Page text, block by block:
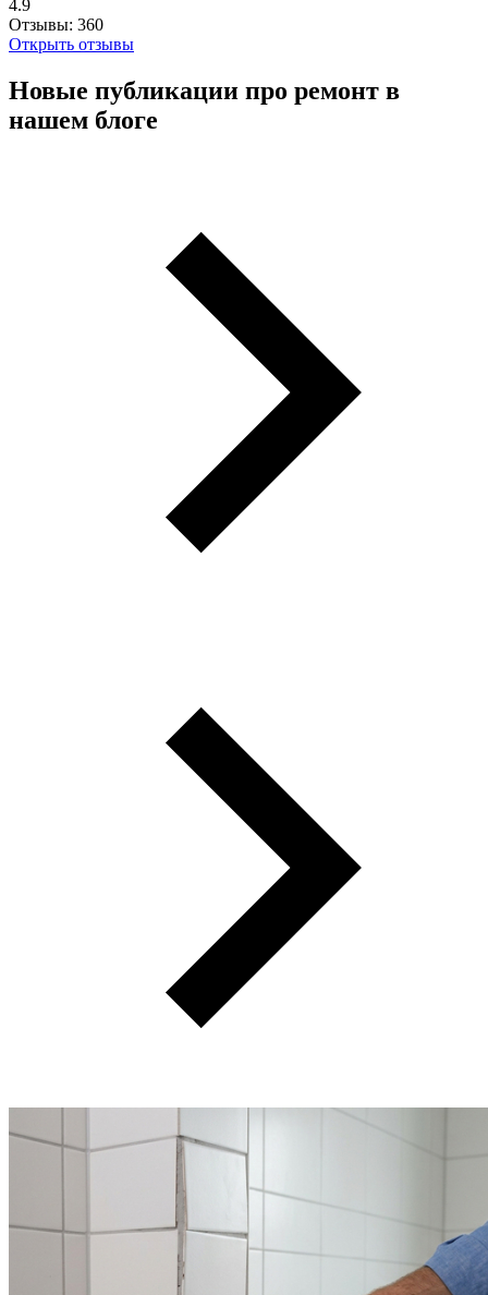
4.9
Отзывы: 360
Открыть отзывы
Новые публикации про ремонт в
нашем блоге